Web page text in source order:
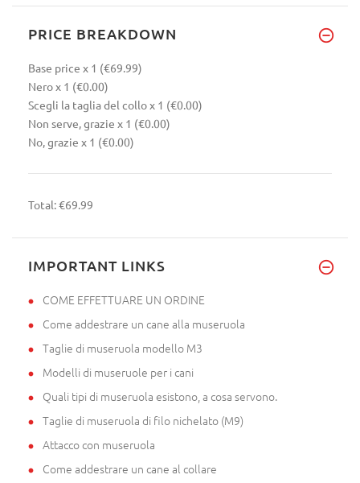
PRICE BREAKDOWN
Base price x 1 (€69.99)
Nerox 1 (€0.00)
Scegli la taglia del collox 1 (€0.00)
Non serve, grazie x 1 (€0.00)
No, grazie x 1 (€0.00)
Total:€69.99
IMPORTANT LINKS
COME EFFETTUARE UN ORDINE
Come addestrare un cane alla museruola
Taglie di museruola modello M3
Modelli di museruole per i cani
Quali tipi di museruola esistono, a cosa servono.
Taglie di museruola di filo nichelato (M9)
Attacco con museruola
Come addestrare un cane al collare